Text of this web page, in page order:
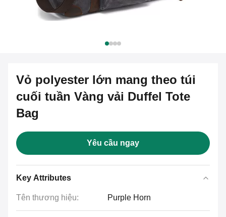
Vỏ polyester lớn mang theo túi
cuối tuần Vàng vải Duffel Tote
Bag
Yêu cầu ngay
Key Attributes
Tên thương hiệu: Purple Horn